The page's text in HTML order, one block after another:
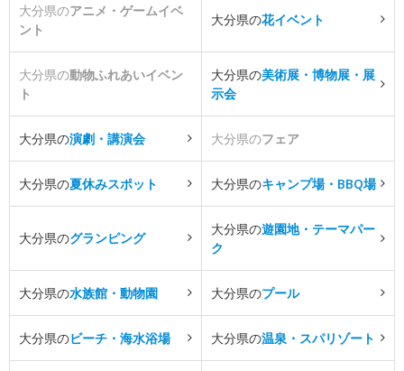
大分県のアニメ・ゲームイベ
ント
大分県の花イベント
大分県の動物ふれあいイベン
ト
大分県の美術展・博物展・展
示会
大分県の演劇・講演会 大分県のフェア
大分県の夏休みスポット 大分県のキャンプ場・BBQ場
大分県のグランピング
大分県の遊園地・テーマパー
ク
大分県の水族館・動物園 大分県のプール
大分県のビーチ・海水浴場 大分県の温泉・スパリゾート